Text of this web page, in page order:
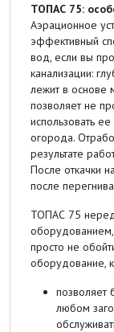
ТОПАС 75:
Аэрационное
эффективный
вод, если вы
канализации:
лежит в основе
позволяет не
использовать
огорода.
результате
После откачки
после
ТОПАС 75
просто не
оборудование,
позволяет
любом